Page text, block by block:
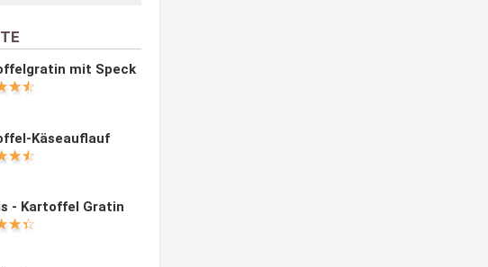
mit Speck
Käseauflauf
- Kartoffel Gratin